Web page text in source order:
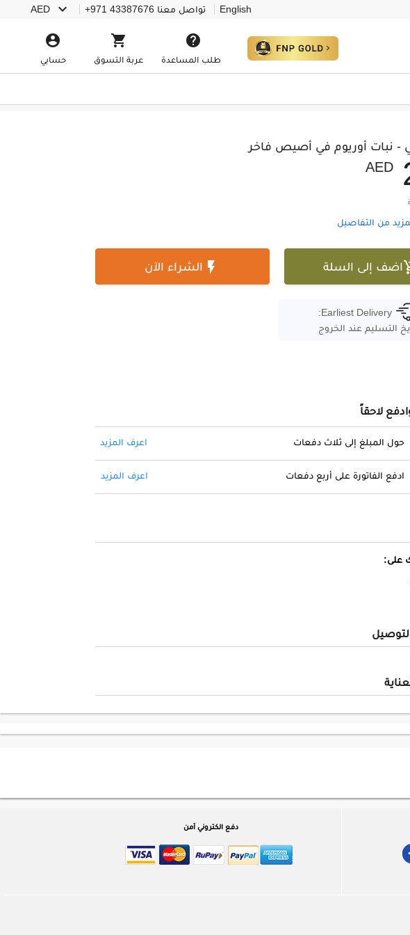
English تواصل معنا +971 43387676
AED 

طلب المساعدة

عربة التسوق

حسابي
- نبات أوريوم في أصيص فاخر
AED
من التفاصيل
اضف إلى السلة  الشراء الآن
Earliest Delivery:
التسليم عند الخروج
لاحقاً
حول المبلغ إلى ثلاث دفعات اعرف المزيد
ادفع الفاتورة على أربع دفعات اعرف المزيد
على:
دفع الكتروني آمن